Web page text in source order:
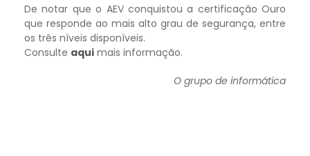
De notar que o AEV conquistou a certificação Ouro
que responde ao mais alto grau de segurança, entre
os três níveis disponíveis.
Consulte aqui mais informação.
O grupo de informática